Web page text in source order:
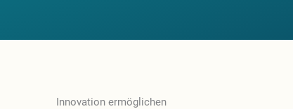
Innovation ermöglichen